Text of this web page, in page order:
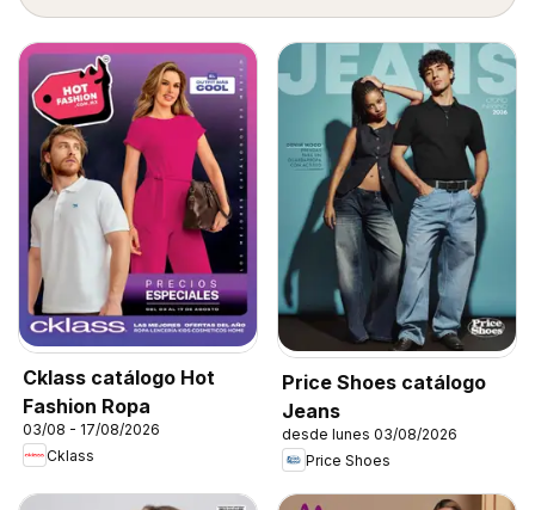
Cklass catálogo Hot
Fashion Ropa
03/08 - 17/08/2026
Cklass
Price Shoes catálogo
Jeans
desde lunes 03/08/2026
Price Shoes